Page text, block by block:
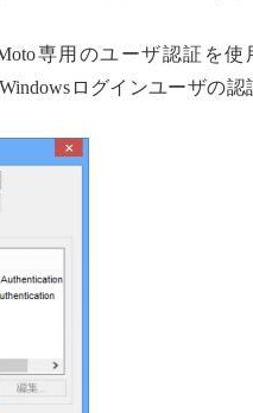
専用のユーザ認証を使
ログインユーザの認